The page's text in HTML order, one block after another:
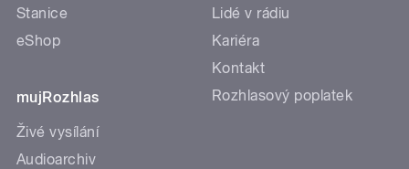
Stanice
eShop
mujRozhlas
Živé vysílání
Audioarchiv
Lidé v rádiu
Kariéra
Kontakt
Rozhlasový poplatek